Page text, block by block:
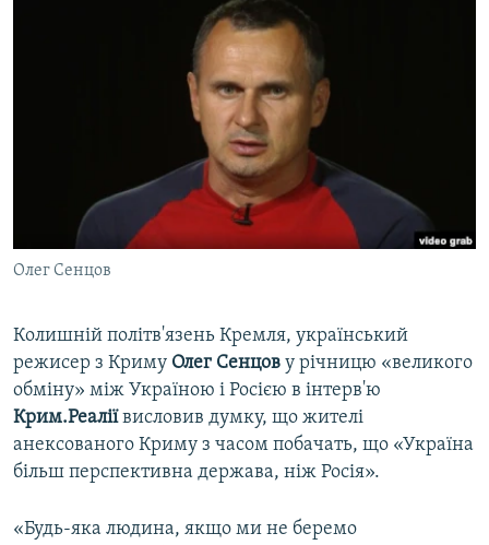
СВІДЧЕННЯ ОКУПАЦІЇ
УКРАЇНСЬКА ПРОБЛЕМА КРИМУ
ІНФОГРАФІКА
ЯК ОБІЙТИ БЛОКУВАННЯ
Qırımtatar
ДОЛУЧАЙСЯ!
Усі сайти RFE/RL
Олег Сенцов
Колишній політв'язень Кремля, український
режисер з Криму Олег Сенцов у річницю «великого
обміну» між Україною і Росією в інтерв'ю
Крим.Реаліївисловив думку, що жителі
анексованого Криму з часом побачать, що «Україна
більш перспективна держава, ніж Росія».
«Будь-яка людина, якщо ми не беремо